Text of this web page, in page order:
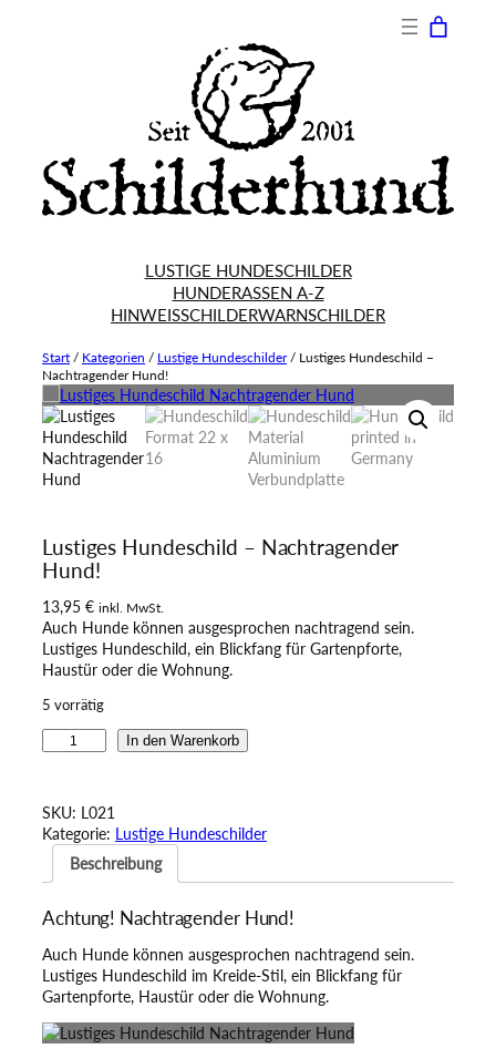
LUSTIGE HUNDESCHILDER
HUNDERASSEN A-Z
HINWEISSCHILDERWARNSCHILDER
Start / Kategorien / Lustige Hundeschilder/ Lustiges Hundeschild –
Nachtragender Hund!
Lustiges Hundeschild – Nachtragender
Hund!
13,95 € inkl. MwSt.
Auch Hunde können ausgesprochen nachtragend sein.
Lustiges Hundeschild, ein Blickfang für Gartenpforte,
Haustür oder die Wohnung.
5 vorrätig
i
g
s
H
u
n
d
e
c
In den Warenkorb
SKU: L021
Kategorie: Lustige Hundeschilder
Beschreibung
Achtung! Nachtragender Hund!
Auch Hunde können ausgesprochen nachtragend sein.
Lustiges Hundeschild im Kreide-Stil, ein Blickfang für
Gartenpforte, Haustür oder die Wohnung.